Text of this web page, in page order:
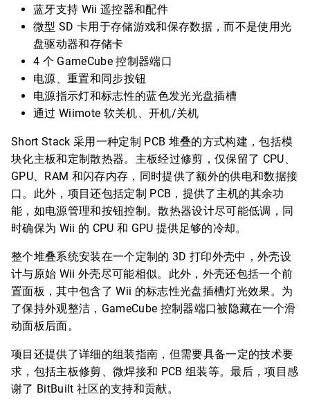
蓝牙支持 Wii 遥控器和配件
微型 SD 卡用于存储游戏和保存数据，而不是使用光
盘驱动器和存储卡
4 个 GameCube 控制器端口
电源、重置和同步按钮
电源指示灯和标志性的蓝色发光光盘插槽
通过 Wiimote 软关机、开机/关机
Short Stack 采用一种定制 PCB 堆叠的方式构建，包括模
块化主板和定制散热器。主板经过修剪，仅保留了 CPU、
GPU、RAM 和闪存内存，同时提供了额外的供电和数据接
口。此外，项目还包括定制 PCB，提供了主机的其余功
能，如电源管理和按钮控制。散热器设计尽可能低调，同
时确保为 Wii 的 CPU 和 GPU 提供足够的冷却。
整个堆叠系统安装在一个定制的 3D 打印外壳中，外壳设
计与原始 Wii 外壳尽可能相似。此外，外壳还包括一个前
置面板，其中包含了 Wii 的标志性光盘插槽灯光效果。为
了保持外观整洁，GameCube 控制器端口被隐藏在一个滑
动面板后面。
项目还提供了详细的组装指南，但需要具备一定的技术要
求，包括主板修剪、微焊接和 PCB 组装等。最后，项目感
谢了 BitBuilt 社区的支持和贡献。